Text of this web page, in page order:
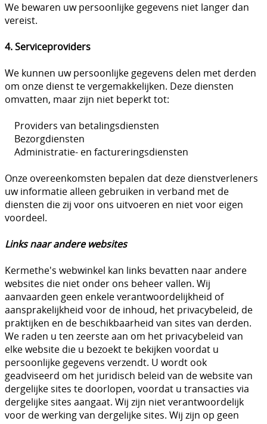
We bewaren uw persoonlijke gegevens niet langer dan
vereist.
4. Serviceproviders
We kunnen uw persoonlijke gegevens delen met derden
om onze dienst te vergemakkelijken. Deze diensten
omvatten, maar zijn niet beperkt tot:
Providers van betalingsdiensten
Bezorgdiensten
Administratie- en factureringsdiensten
Onze overeenkomsten bepalen dat deze dienstverleners
uw informatie alleen gebruiken in verband met de
diensten die zij voor ons uitvoeren en niet voor eigen
voordeel.
Links naar andere websites
Kermethe's webwinkel kan links bevatten naar andere
websites die niet onder ons beheer vallen. Wij
aanvaarden geen enkele verantwoordelijkheid of
aansprakelijkheid voor de inhoud, het privacybeleid, de
praktijken en de beschikbaarheid van sites van derden.
We raden u ten zeerste aan om het privacybeleid van
elke website die u bezoekt te bekijken voordat u
persoonlijke gegevens verzendt. U wordt ook
geadviseerd om het juridisch beleid van de website van
dergelijke sites te doorlopen, voordat u transacties via
dergelijke sites aangaat. Wij zijn niet verantwoordelijk
voor de werking van dergelijke sites. Wij zijn op geen